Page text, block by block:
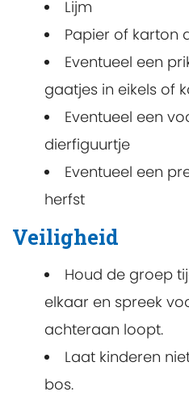
Lijm
Papier of karton
Eventueel een
gaatjes in eikels of
Eventueel een
dierfiguurtje
Eventueel een
herfst
Veiligheid
Houd de groep
elkaar en spreek
achteraan loopt.
Laat kinderen
bos.